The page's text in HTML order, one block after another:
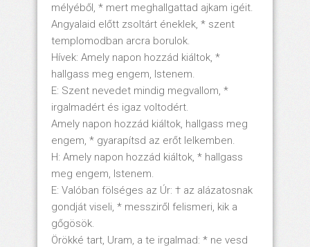
mélyéből, * mert meghallgattad ajkam igéit.
Angyalaid előtt zsoltárt éneklek, * szent
templomodban arcra borulok.
Hívek: Amely napon hozzád kiáltok, *
hallgass meg engem, Istenem.
E: Szent nevedet mindig megvallom, *
irgalmadért és igaz voltodért.
Amely napon hozzád kiáltok, hallgass meg
engem, * gyarapítsd az erőt lelkemben.
H: Amely napon hozzád kiáltok, * hallgass
meg engem, Istenem.
E: Valóban fölséges az Úr: † az alázatosnak
gondját viseli, * messziről felismeri, kik a
gőgösök.
Örökké tart, Uram, a te irgalmad: * ne vesd